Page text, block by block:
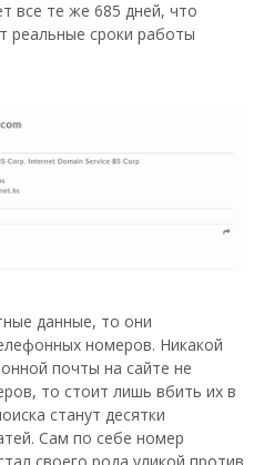
все те же 685 дней, что
реальные сроки работы
данные, то они
номеров. Никакой
почты на сайте не
то стоит лишь вбить их в
станут десятки
Сам по себе номер